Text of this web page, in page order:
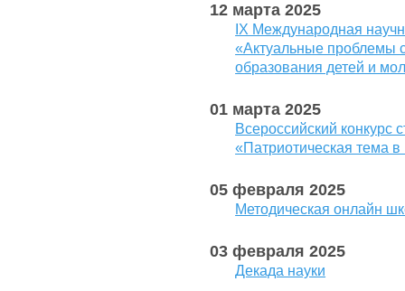
12 марта 2025
IX Международная
«Актуальные проблемы
образования детей и
01 марта 2025
Всероссийский конкурс
«Патриотическая тема в
05 февраля 2025
Методическая онлайн
03 февраля 2025
Декада науки